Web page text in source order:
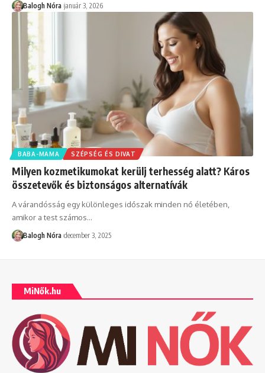
Balogh Nóra január 3, 2026
BABA-MAMA SZÉPSÉG ÉS DIVAT
Milyen kozmetikumokat kerülj terhesség alatt? Káros
összetevők és biztonságos alternatívák
A várandósság egy különleges időszak minden nő életében,
amikor a test számos…
Balogh Nóra december 3, 2025
MiNők.hu